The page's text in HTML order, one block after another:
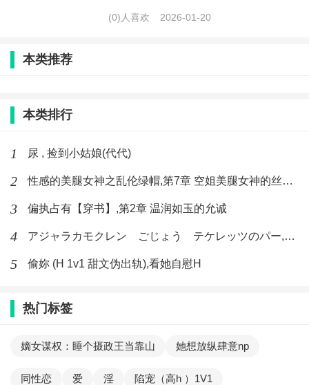
(0)人喜欢 2026-01-20
本类推荐
本类排行
1 尿 , 捡到小姑娘(代代)
2 性感的美腿女神之乱伦绿帽,第7章 空姐美腿女神的丝袜足交
3 偏执占有【穿书】,第2章 温润如玉的允诚
4 アジャラカモクレン ごじょう テケレッツのパー,【No. 42 Rube Goldberg Machine】十四
5 偷妳 (H 1v1 甜文伪出轨),看她自慰H
热门标签
嫡女谋权：睡个摄政王当靠山 她想放纵肆意np
同性恋 爱 淫 陷宠（高h ）1V1